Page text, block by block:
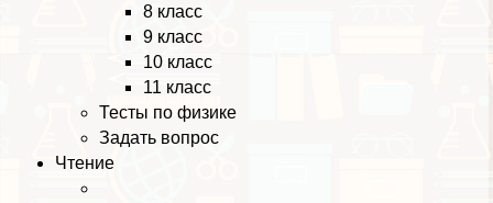
8 класс
9 класс
10 класс
11 класс
Тесты по физике
Задать вопрос
Чтение